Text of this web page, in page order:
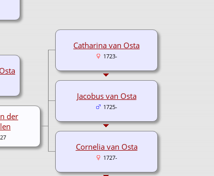
Catharina van Osta
1723-
Jacobus van Osta
1725-
Cornelia van Osta
1727-
der